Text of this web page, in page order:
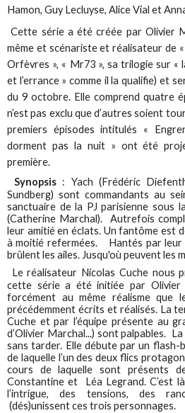
Hamon, Guy Lecluyse, Alice Vial et
Cette série a été créée par Olivier
même et scénariste et réalisateur de
Orfèvres », « Mr73 », sa trilogie sur «
et l’errance » comme il la qualifie) et
du 9 octobre. Elle comprend quatre
n’est pas exclu que d’autres soient
premiers épisodes intitulés «
dorment pas la nuit » ont été
première.
Synopsis: Yach (Frédéric
Sundberg) sont commandants au
sanctuaire de la PJ parisienne sous
(Catherine Marchal). Autrefois
leur amitié en éclats. Un fantôme est
à moitié refermées. Hantés par leur
brûlent les ailes. Jusqu'où peuvent les
Le réalisateur Nicolas Cuche nous
cette série a été initiée par Olivier
forcément au même réalisme que
précédemment écrits et réalisés. La
Cuche et par l’équipe présente au
d’Olivier Marchal...) sont palpables.
sans tarder. Elle débute par un flash-
de laquelle l’un des deux flics
cours de laquelle sont présents
Constantine et Léa Legrand. C’est
l’intrigue, des tensions, des
(dés)unissent ces trois personnages.